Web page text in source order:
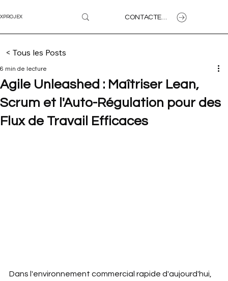
XPROJEX
< Tous les Posts
Agile Unleashed : Maîtriser Lean,
Scrum et l'Auto-Régulation pour des
Flux de Travail Efficaces
6 min de lecture
Dans l'environnement commercial rapide d'aujourd'hui,